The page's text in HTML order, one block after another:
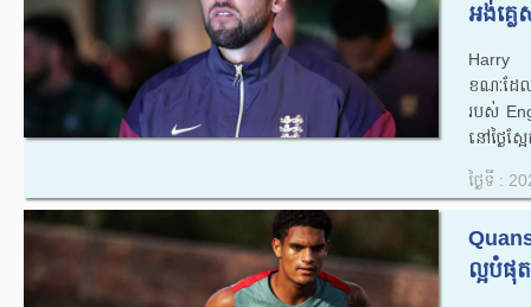
អង់គ្ល
Harry
ខណៈដែល
របស់
នៅថ្ងៃស្អ
ថ្ងៃទី :
ល្អ​បំផុ